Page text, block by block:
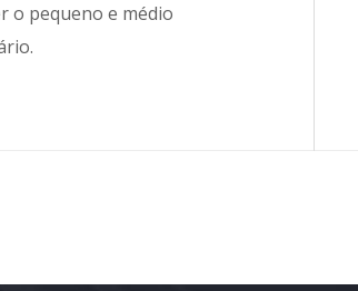
o pequeno e médio